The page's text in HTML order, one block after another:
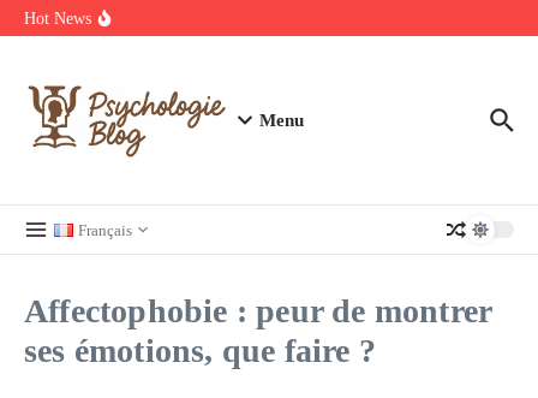
Aller au contenu
Hot News
manquer
Menu
Français
Affectophobie : peur de montrer
ses émotions, que faire ?